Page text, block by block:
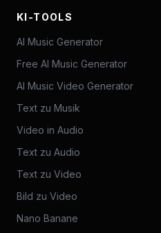
KI-TOOLS
AI Music Generator
Free AI Music Generator
AI Music Video Generator
Text zu Musik
Video in Audio
Text zu Audio
Text zu Video
Bild zu Video
Nano Banane